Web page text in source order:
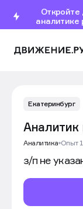
Откройте
аналитике
Екатеринбург
Аналитика Опыт
з/п не